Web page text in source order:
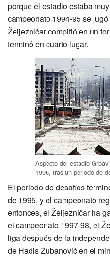
porque el estadio estaba
campeonato 1994-95 se
Željezničar compitió en un
terminó en cuarto lugar.
Aspecto del estadio
1996, tras un periodo de
El periodo de desafíos
de 1995, y el campeonato
entonces, el Željezničar ha
el campeonato 1997-98, el
liga después de la
de Hadis Zubanović en el